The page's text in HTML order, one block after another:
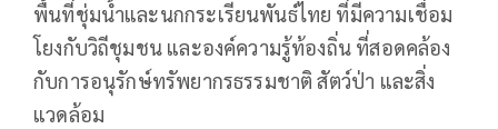
พื้นที่ชุ่มน้ำและนกกระเรียนพันธ์ไทย ที่มีความเชื่อม
โยงกับวิถีชุมชน และองค์ความรู้ท้องถิ่น ที่สอดคล้อง
กับการอนุรักษ์ทรัพยากรธรรมชาติ สัตว์ป่า และสิ่ง
แวดล้อม